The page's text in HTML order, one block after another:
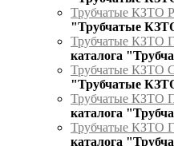
Трубчатые КЗТО
"Трубчатые
Трубчатые КЗТО
каталога
Трубчатые КЗТО
"Трубчатые
Трубчатые КЗТО
каталога
Трубчатые КЗТО
каталога